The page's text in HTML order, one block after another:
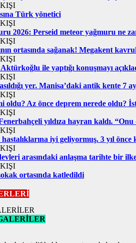
Türk yönetici
2026: Perseid meteor yağmuru ne
ortasında sağanak! Megakent
ile yaptığı konuşmayı
yer. Manisa’daki antik kente 7
oldu? Az önce deprem nerede oldu?
yıldıza hayran kaldı.
iyi geliyormuş. 3 yıl
arasındaki anlaşma tarihte bir
ortasında katledildi